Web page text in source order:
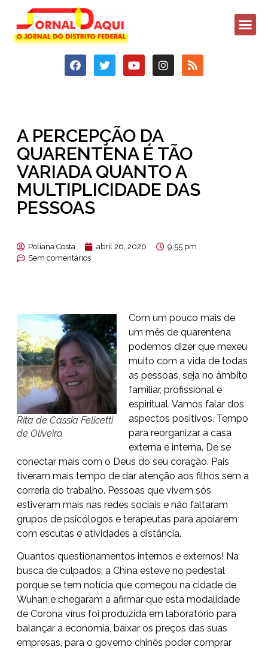
A PERCEPÇÃO DA
QUARENTENA É TÃO
VARIADA QUANTO A
MULTIPLICIDADE DAS
PESSOAS
Poliana Costa abril 26, 2020
9:55 pm
Sem comentários
Rita de Cassia Felicetti
de Oliveira
Com um pouco mais de
um mês de quarentena
podemos dizer que mexeu
muito com a vida de todas
as pessoas, seja no âmbito
familiar, profissional e
espiritual. Vamos falar dos
aspectos positivos. Tempo
para reorganizar a casa
externa e interna. De se
conectar mais com o Deus do seu coração. Pais
tiveram mais tempo de dar atenção aos filhos sem a
correria do trabalho. Pessoas que vivem sós
estiveram mais nas redes sociais e não faltaram
grupos de psicólogos e terapeutas para apoiarem
com escutas e atividades à distância.
Quantos questionamentos internos e externos! Na
busca de culpados, a China esteve no pedestal
porque se tem notícia que começou na cidade de
Wuhan e chegaram a afirmar que esta modalidade
de Corona vírus foi produzida em laboratório para
balançar a economia, baixar os preços das suas
empresas, para o governo chinês poder comprar